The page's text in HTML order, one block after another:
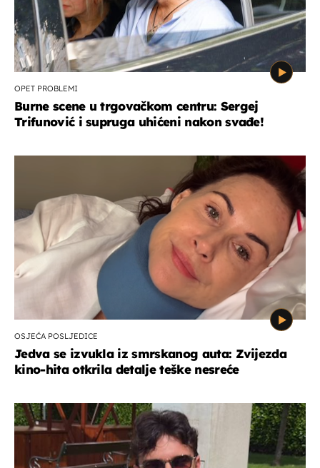
OPET PROBLEMI
Burne scene u trgovačkom centru: Sergej
Trifunović i supruga uhićeni nakon svađe!
OSJEĆA POSLJEDICE
Jedva se izvukla iz smrskanog auta: Zvijezda
kino-hita otkrila detalje teške nesreće